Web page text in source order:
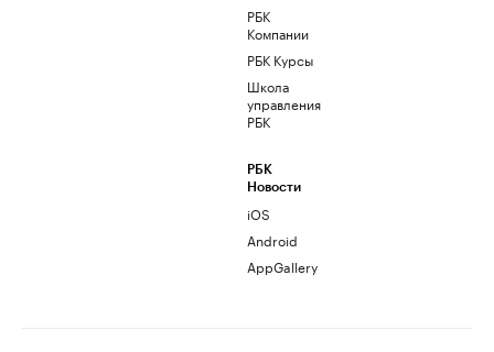
РБК
Компании
РБК Курсы
Школа
управления
РБК
РБК
Новости
iOS
Android
AppGallery